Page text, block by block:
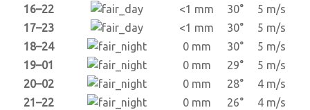
16–22
<1 mm 30°
5 m/s
17–23
<1 mm 30°
5 m/s
18–24
0 mm 30°
5 m/s
19–01
0 mm 29°
5 m/s
20–02
0 mm 28°
4 m/s
21–22
0 mm 26°
4 m/s